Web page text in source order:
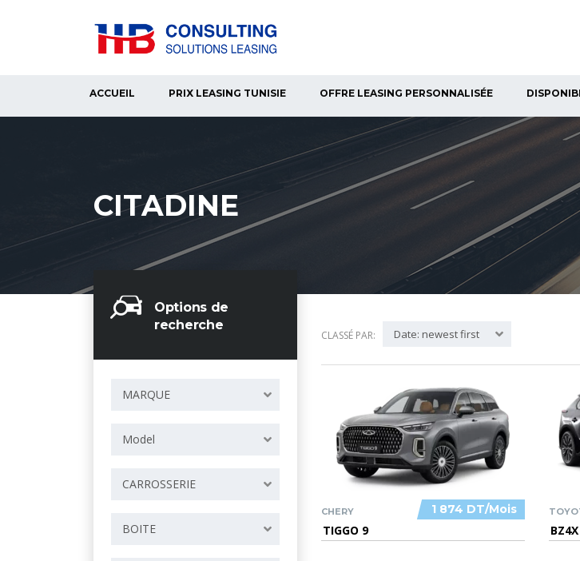
ACCUEIL PRIX LEASING TUNISIE OFFRE LEASING PERSONNALISÉE
CITADINE
Options de
recherche
MARQUE
Model
CARROSSERIE
BOITE
CLASSÉ PAR: Date: newest first
1 874 DT/Mois
CHERY
TIGGO 9 BZ4X